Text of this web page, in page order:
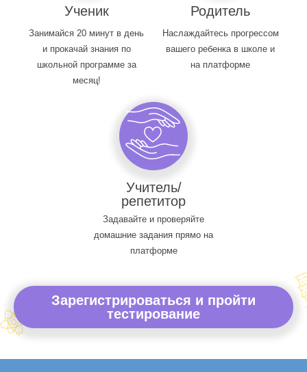
Ученик
Занимайся 20 минут в день
и прокачай знания по
школьной программе за
месяц!
Родитель
Наслаждайтесь прогрессом
вашего ребенка в школе и
на платформе
Учитель/
репетитор
Задавайте и проверяйте
домашние задания прямо на
платформе
Зарегистрироваться и пройти
тестирование